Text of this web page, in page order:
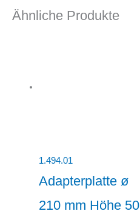
Ähnliche Produkte
1.494.01
Adapterplatte ø
210 mm Höhe 50